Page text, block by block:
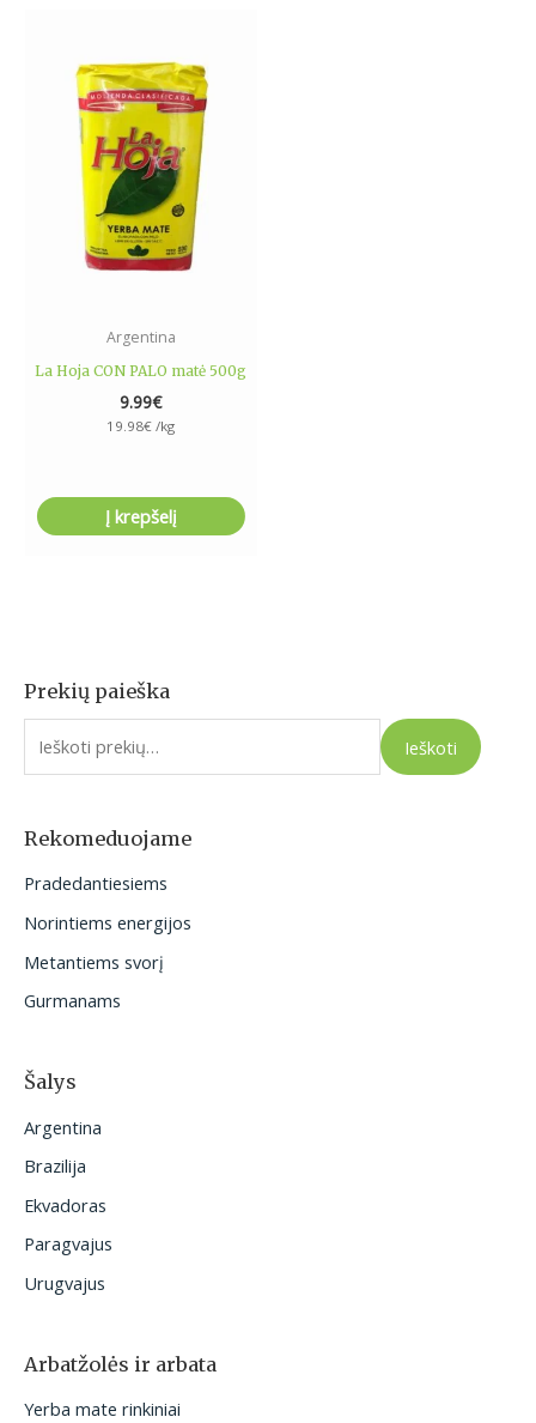
Prekių paieška
I
e
o
:
Ieškoti
Rekomeduojame
Pradedantiesiems
Norintiems energijos
Metantiems svorį
Gurmanams
Šalys
Argentina
Brazilija
Ekvadoras
Paragvajus
Urugvajus
Arbatžolės ir arbata
Yerba mate rinkiniai
Argentina
La Hoja CON PALO matė 500g
9.99€
19.98€ /kg
Į krepšelį